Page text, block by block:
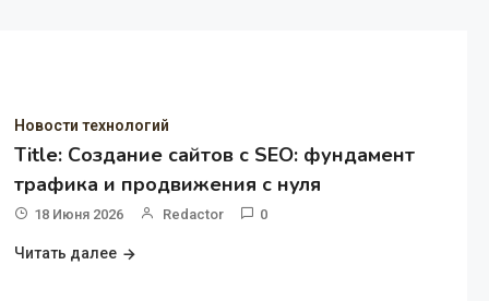
Новости технологий
Title: Создание сайтов с SEO: фундамент
трафика и продвижения с нуля
18 Июня 2026 Redactor 0
Читать далее